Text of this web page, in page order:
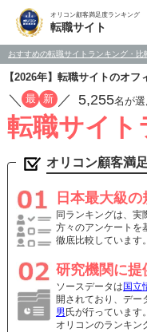
オリコン顧客満足度ランキング
転職サイト
おすすめの転職サイトランキング・比
【2026年】転職サイトのオ
／ 最 新 ／ 5,255名が
転職サイト
オリコン顧客満
日本最大級
同ランキングは、実
方々のアンケートを
徹底比較しています
研究機関に提
ソースデータは 国立
開されており、デー
男 氏が行っています。
オリコンのランキン